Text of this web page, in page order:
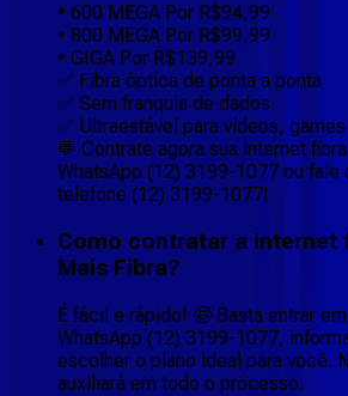
• 600 MEGA Por R$94,99
• 800 MEGA Por R$99,99
• GIGA Por R$139,99
✅ Fibra óptica de ponta a ponta
✅ Sem franquia de dados
✅ Ultraestável para vídeos,
💬 Contrate agora sua internet
WhatsApp (12) 3199-1077 ou fale
telefone (12) 3199-1077!
Como contratar a internet
Mais Fibra?
É fácil e rápido! 🤩 Basta entrar
WhatsApp (12) 3199-1077,
escolher o plano ideal para você.
auxiliará em todo o processo.